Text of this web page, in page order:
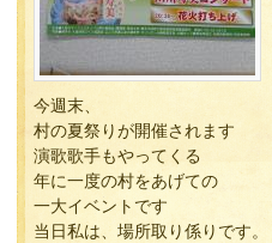
今週末、
村の夏祭りが開催されます
演歌歌手もやってくる
年に一度の村をあげての
一大イベントです
当日私は、場所取り係りです。